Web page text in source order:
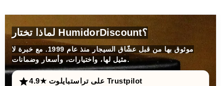
لماذا تختار HumidorDiscount؟
موثوق بها من قبل عشّاق السيجار منذ عام 1999. مع خبرة لا
مثيل لها، واختيارات، وأسعار وضمانات.
4.9★ على تراستبايلوت Trustpilot